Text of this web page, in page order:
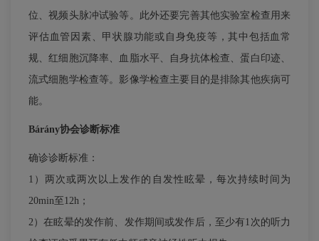
位、视频头脉冲试验等。此外还要完善其他实验室检查用来
评估血管因素、甲状腺功能或自身免疫等，其中包括血常
规、红细胞沉降率、血脂水平、自身抗体检查、蛋白印迹、
流式细胞学检查等。影像学检查主要目的是排除其他疾病可
能。
Bárány协会诊断标准
确诊诊断标准：
1）两次或两次以上发作的自发性眩晕，每次持续时间为
20min至12h；
2）在眩晕的发作前、发作期间或发作后，至少有1次的听力